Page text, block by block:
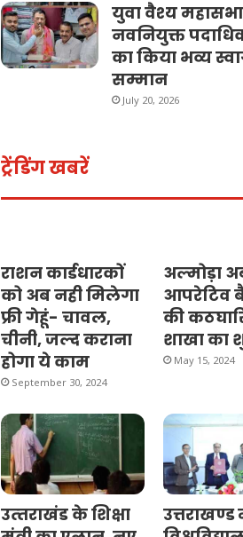
युवा वैश्य
नवनियुक्त
का किया भव्य
सम्मान
July 20, 2026
ट्रेंडिंग खबरें
राशन कार्डधारकों
को अब नही मिलेगा
फ्री गेहूं- चावल,
चीनी, जल्द कराना
होगा ये काम
September 30, 2024
अल्मोड़ा
आपरेटिव
की
शाखा का
May 15, 2024
उत्‍तराखंड के शिक्षा
उत्तराखण्ड